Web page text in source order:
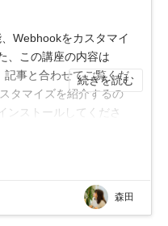
Webhookをカスタマイ
、この講座の内容は
記事と合わせてご覧くだ
タマイズを紹介するの
ンストールしてくださ
続きを読む
森田